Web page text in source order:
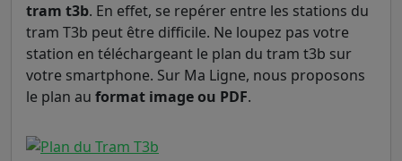
tram t3b. En effet, se repérer entre les stations du
tram T3b peut être difficile. Ne loupez pas votre
station en téléchargeant le plan du tram t3b sur
votre smartphone. Sur Ma Ligne, nous proposons
le plan au format image ou PDF.